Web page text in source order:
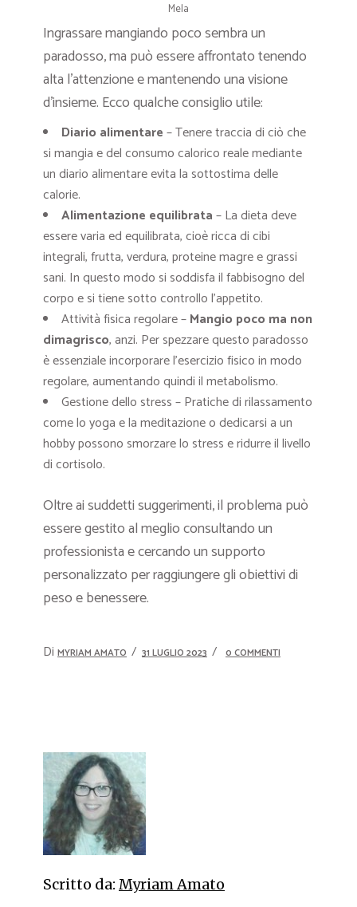
Mela
Ingrassare mangiando poco sembra un
paradosso, ma può essere affrontato tenendo
alta l’attenzione e mantenendo una visione
d’insieme. Ecco qualche consiglio utile:
Diario alimentare– Tenere traccia di ciò che
si mangia e del consumo calorico reale mediante
un diario alimentare evita la sottostima delle
calorie.
Alimentazione equilibrata– La dieta deve
essere varia ed equilibrata, cioè ricca di cibi
integrali, frutta, verdura, proteine magre e grassi
sani. In questo modo si soddisfa il fabbisogno del
corpo e si tiene sotto controllo l’appetito.
Attività fisica regolare –Mangio poco ma non
dimagrisco, anzi. Per spezzare questo paradosso
è essenziale incorporare l’esercizio fisico in modo
regolare, aumentando quindi il metabolismo.
Gestione dello stress – Pratiche di rilassamento
come lo yoga e la meditazione o dedicarsi a un
hobby possono smorzare lo stress e ridurre il livello
di cortisolo.
Oltre ai suddetti suggerimenti, il problema può
essere gestito al meglio consultando un
professionista e cercando un supporto
personalizzato per raggiungere gli obiettivi di
peso e benessere.
Di MYRIAM AMATO 31 LUGLIO 2023 0 COMMENTI
Scritto da: Myriam Amato